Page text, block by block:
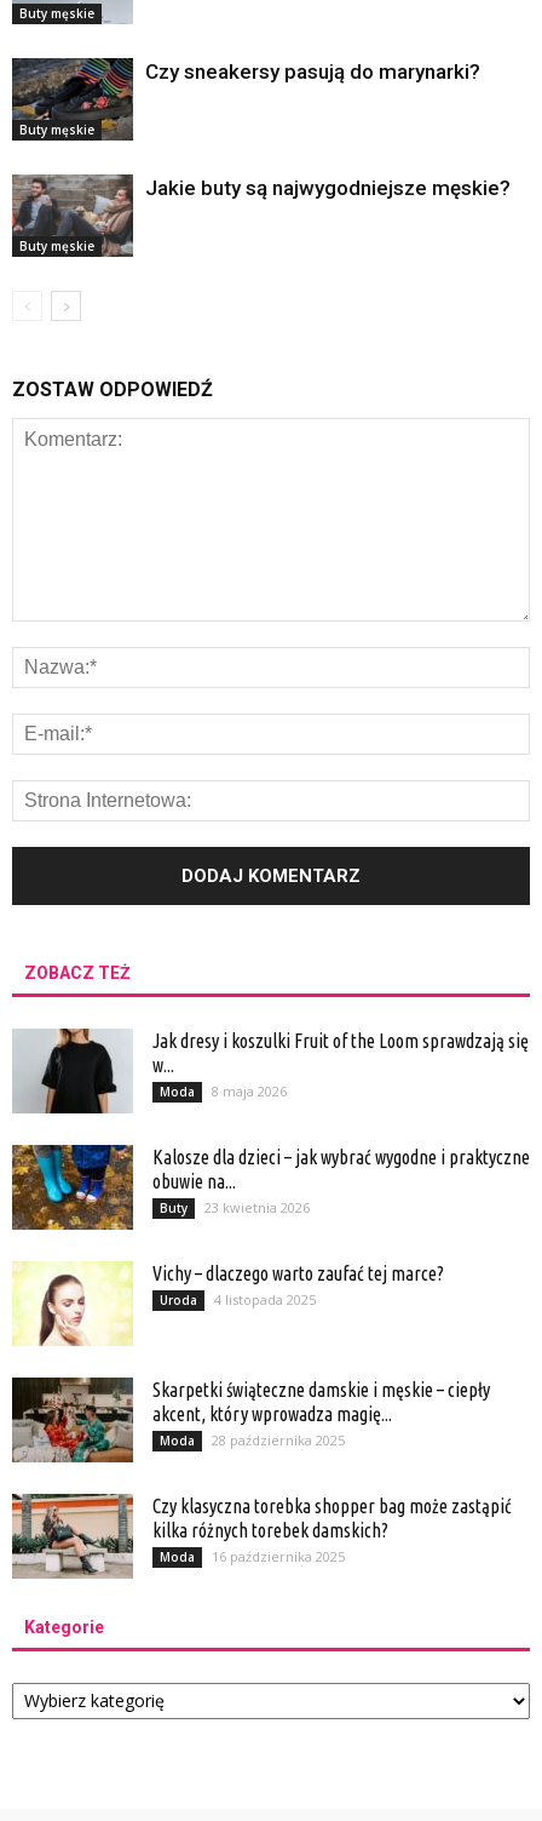
Buty męskie
Buty męskie
Czy sneakersy pasują do marynarki?
Buty męskie
Jakie buty są najwygodniejsze męskie?
ZOSTAW ODPOWIEDŹ
ZOBACZ TEŻ
Jak dresy i koszulki Fruit of the Loom sprawdzają się
w...
Moda 8 maja 2026
Kalosze dla dzieci – jak wybrać wygodne i praktyczne
obuwie na...
Buty 23 kwietnia 2026
Vichy – dlaczego warto zaufać tej marce?
Uroda 4 listopada 2025
Skarpetki świąteczne damskie i męskie – ciepły
akcent, który wprowadza magię...
Moda 28 października 2025
Czy klasyczna torebka shopper bag może zastąpić
kilka różnych torebek damskich?
Moda 16 października 2025
Kategorie
Kategorie